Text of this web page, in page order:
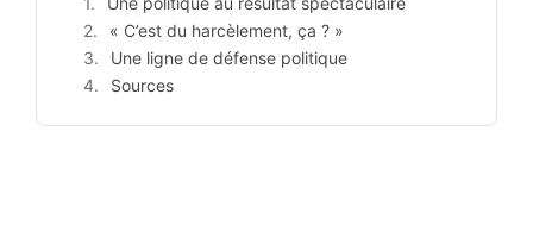
« C’est du harcèlement, ça ? »
Une ligne de défense politique
Sources